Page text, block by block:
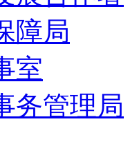
障局
室
务管理局